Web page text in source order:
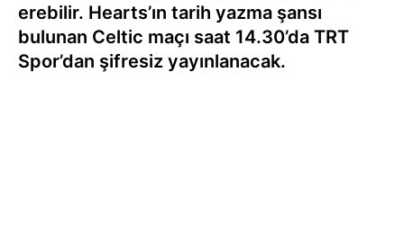
erebilir. Hearts’ın tarih yazma şansı
bulunan Celtic maçı saat 14.30’da TRT
Spor’dan şifresiz yayınlanacak.